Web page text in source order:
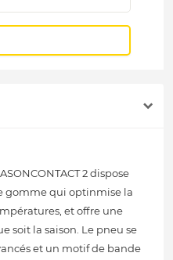
2 dispose
gomme qui optinmise la
et offre une
soit la saison. Le pneu se
et un motif de bande